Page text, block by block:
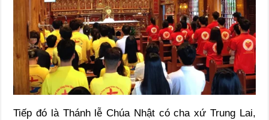
Tiếp đó là Thánh lễ Chúa Nhật có cha xứ Trung Lai,